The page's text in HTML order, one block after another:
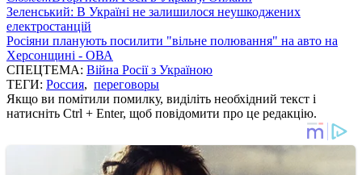
Зеленський: В Україні не залишилося неушкоджених
електростанцій
Росіяни планують посилити "вільне полювання" на авто на
Херсонщині - ОВА
СПЕЦТЕМА: Війна Росії з Україною
ТЕГИ: Россия, переговоры
Якщо ви помітили помилку, виділіть необхідний текст і
натисніть Ctrl + Enter, щоб повідомити про це редакцію.